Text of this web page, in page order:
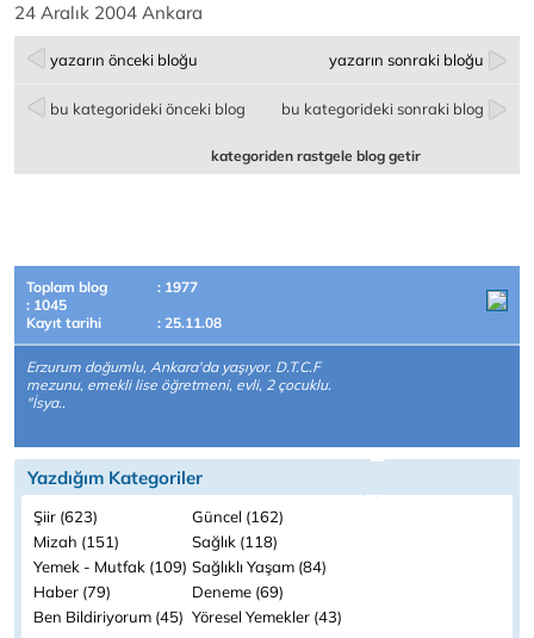
24 Aralık 2004 Ankara
yazarın önceki bloğu yazarın sonraki bloğu
bu kategorideki önceki blog bu kategorideki sonraki blog
kategoriden rastgele blog getir
Toplam blog
: 1977
: 1045
Kayıt tarihi
: 25.11.08
Erzurum doğumlu, Ankara'da yaşıyor. D.T.C.F
mezunu, emekli lise öğretmeni, evli, 2 çocuklu.
"İsya..
Yazdığım Kategoriler
Şiir (623)
Güncel (162)
Mizah (151)
Sağlık (118)
Yemek - Mutfak (109) Sağlıklı Yaşam (84)
Haber (79)
Deneme (69)
Ben Bildiriyorum (45) Yöresel Yemekler (43)